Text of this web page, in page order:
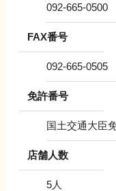
092-665-0500
FAX番号
092-665-0505
免許番号
国土交通大臣
店舗人数
5人